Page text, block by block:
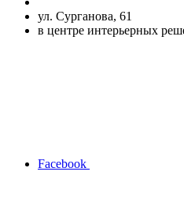
ул. Сурганова, 61
в центре интерьерных
Facebook